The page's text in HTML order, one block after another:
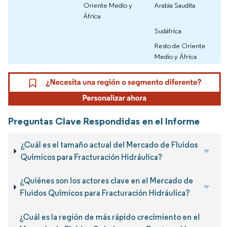
Oriente Medio y
África
Arabia Saudita
Sudáfrica
Resto de Oriente
Medio y África
Preguntas Clave Respondidas en el Informe
¿Cuál es el tamaño actual del Mercado de Fluidos
Químicos para Fracturación Hidráulica?
¿Quiénes son los actores clave en el Mercado de
Fluidos Químicos para Fracturación Hidráulica?
¿Cuál es la región de más rápido crecimiento en el